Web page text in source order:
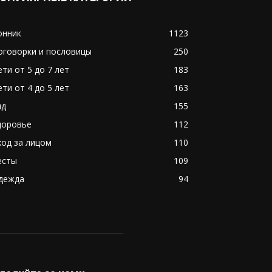
1123
и пословицы
250
от 5 до 7 лет
183
от 4 до 5 лет
163
155
112
за лицом
110
109
94